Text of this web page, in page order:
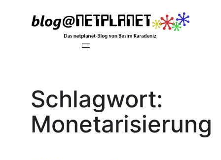
Schlagwort:
Monetarisierung